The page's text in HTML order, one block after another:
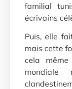
familial
écrivains
Puis, elle
mais cette
cela